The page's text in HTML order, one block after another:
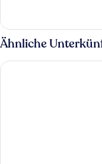
Ähnliche
Sideways Inn